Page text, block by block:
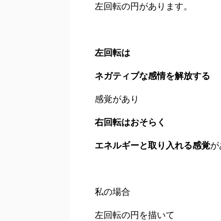
左回転の円があります。
左回転は
ネガティブな感情を解放する
感覚があり
右回転はおそらく
エネルギーと取り入れる感覚が
私の場合
左回転の円を描いて